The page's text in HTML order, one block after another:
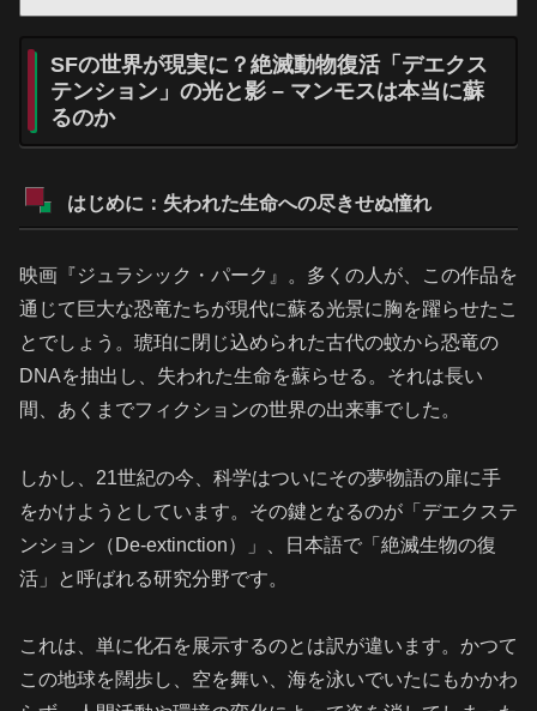
SFの世界が現実に？絶滅動物復活「デエクス
テンション」の光と影 – マンモスは本当に蘇
るのか
はじめに：失われた生命への尽きせぬ憧れ
映画『ジュラシック・パーク』。多くの人が、この作品を
通じて巨大な恐竜たちが現代に蘇る光景に胸を躍らせたこ
とでしょう。琥珀に閉じ込められた古代の蚊から恐竜の
DNAを抽出し、失われた生命を蘇らせる。それは長い
間、あくまでフィクションの世界の出来事でした。
しかし、21世紀の今、科学はついにその夢物語の扉に手
をかけようとしています。その鍵となるのが「デエクステ
ンション（De-extinction）」、日本語で「絶滅生物の復
活」と呼ばれる研究分野です。
これは、単に化石を展示するのとは訳が違います。かつて
この地球を闊歩し、空を舞い、海を泳いでいたにもかかわ